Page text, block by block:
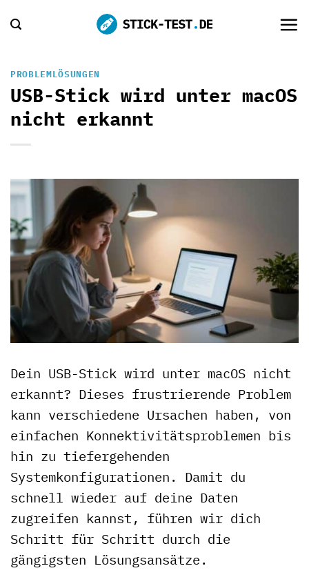
Inhalt
PROBLEMLÖSUNGEN
USB-Stick wird unter macOS
nicht erkannt
Dein USB-Stick wird unter macOS nicht
erkannt? Dieses frustrierende Problem
kann verschiedene Ursachen haben, von
einfachen Konnektivitätsproblemen bis
hin zu tiefergehenden
Systemkonfigurationen. Damit du
schnell wieder auf deine Daten
zugreifen kannst, führen wir dich
Schritt für Schritt durch die
gängigsten Lösungsansätze.